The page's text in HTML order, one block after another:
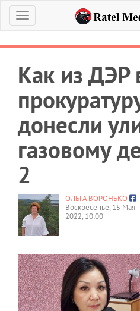
Меню
Как из ДЭР
донесли
газовому
2
ОЛЬГА ВОРОНЬКО
Воскресенье, 15 Мая
2022, 10:00